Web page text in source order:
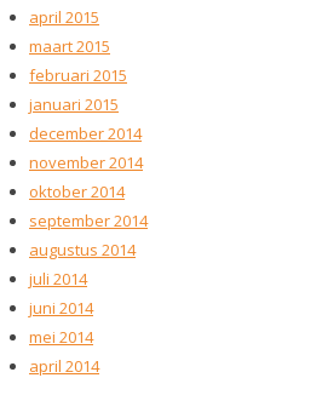
april 2015
maart 2015
februari 2015
januari 2015
december 2014
november 2014
oktober 2014
september 2014
augustus 2014
juli 2014
juni 2014
mei 2014
april 2014